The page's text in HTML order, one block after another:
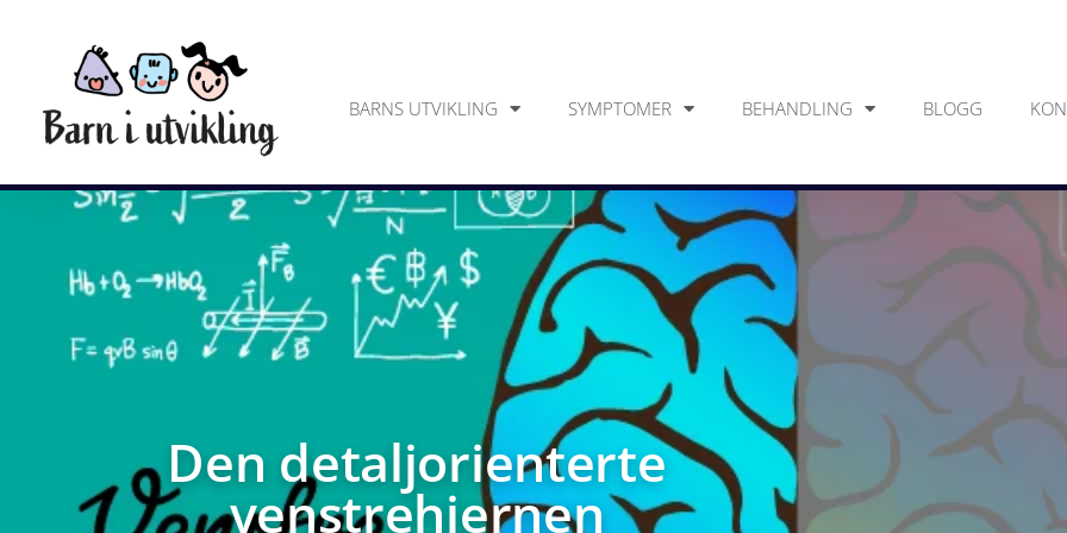
BARNS UTVIKLING SYMPTOMER BEHANDLING BLOGG
Den detaljorienterte
venstrehjernen